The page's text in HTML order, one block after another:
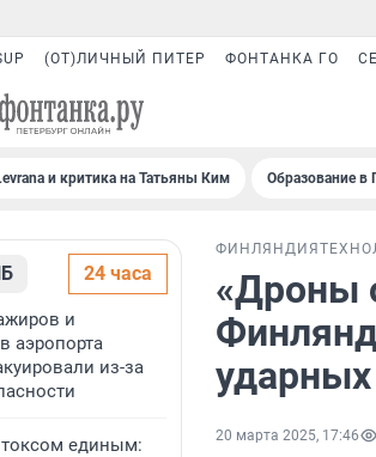
(ОТ)ЛИЧНЫЙ ПИТЕР ФОНТАНКА ГО
и критика на Татьяны Ким Образование в
24 часа
и
аэропорта
из-за
единым:
ФИНЛЯНДИЯ
«Дроны
20 марта 2025, 17:46